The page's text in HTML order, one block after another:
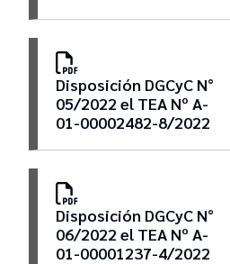
Disposición DGCyC N°
05/2022 el TEA Nº A-
01-00002482-8/2022
Disposición DGCyC N°
06/2022 el TEA Nº A-
01-00001237-4/2022